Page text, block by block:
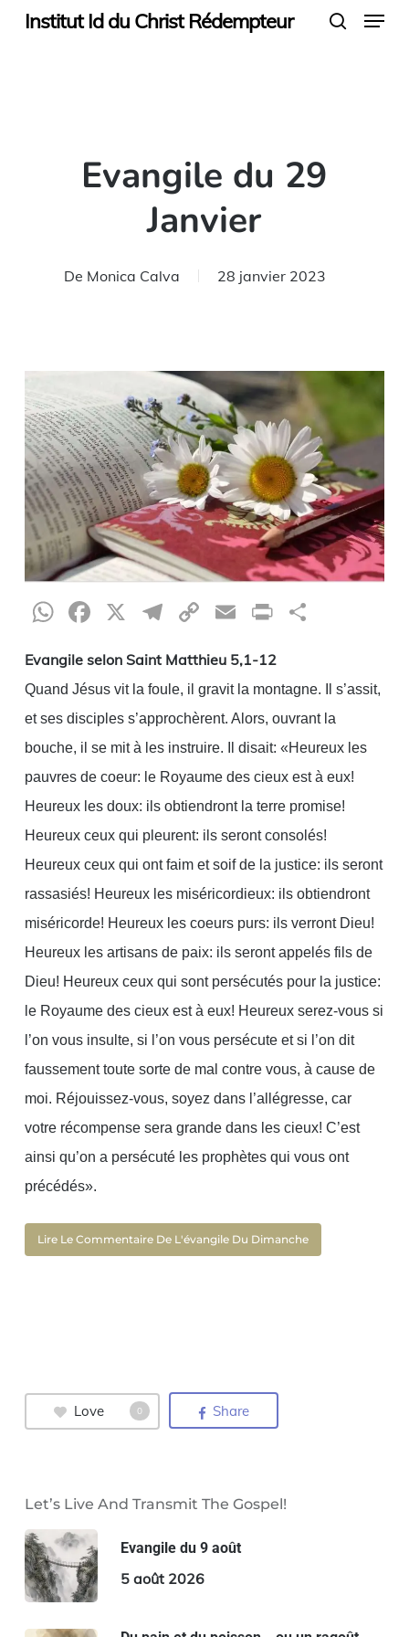
SkipInstitut Id du Christ Rédempteur Menu
Evangile du 29
Janvier
De Monica Calva 28 janvier 2023
WhatsApp
Facebook
X Telegram
CopyEmailPrint
Evangile selon Saint Matthieu 5,1-12
Quand Jésus vit la foule, il gravit la montagne. Il s’assit,
et ses disciples s’approchèrent. Alors, ouvrant la
bouche, il se mit à les instruire. Il disait: «Heureux les
pauvres de coeur: le Royaume des cieux est à eux!
Heureux les doux: ils obtiendront la terre promise!
Heureux ceux qui pleurent: ils seront consolés!
Heureux ceux qui ont faim et soif de la justice: ils seront
rassasiés! Heureux les miséricordieux: ils obtiendront
miséricorde! Heureux les coeurs purs: ils verront Dieu!
Heureux les artisans de paix: ils seront appelés fils de
Dieu! Heureux ceux qui sont persécutés pour la justice:
le Royaume des cieux est à eux! Heureux serez-vous si
l’on vous insulte, si l’on vous persécute et si l’on dit
faussement toute sorte de mal contre vous, à cause de
moi. Réjouissez-vous, soyez dans l’allégresse, car
votre récompense sera grande dans les cieux! C’est
ainsi qu’on a persécuté les prophètes qui vous ont
précédés».
Lire Le Commentaire De L'évangile Du Dimanche
Love 0 Share
Let’s Live And Transmit The Gospel!
Evangile du 9 août
5 août 2026